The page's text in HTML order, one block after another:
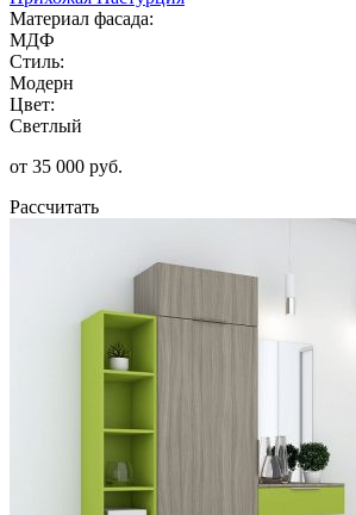
Материал фасада:
МДФ
Стиль:
Модерн
Цвет:
Светлый
от 35 000 руб.
Рассчитать